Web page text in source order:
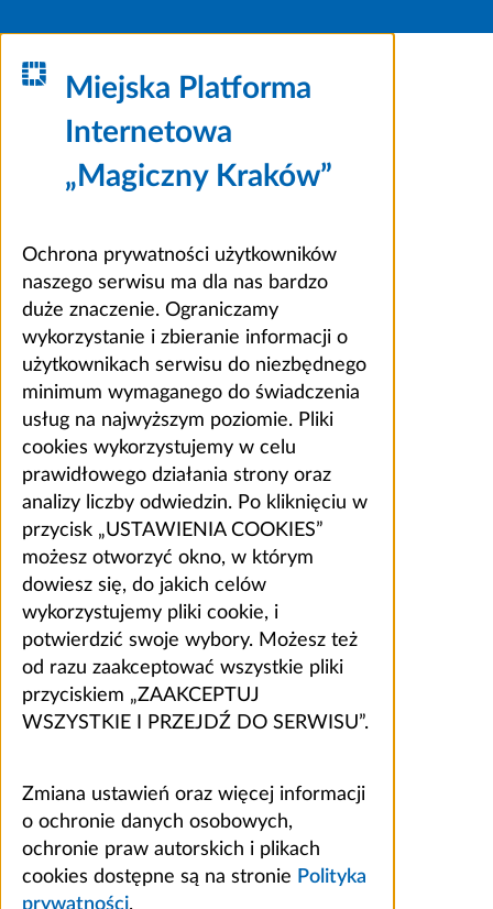
Miejska Platforma
Internetowa
„Magiczny Kraków”
Ochrona prywatności użytkowników
naszego serwisu ma dla nas bardzo
duże znaczenie. Ograniczamy
wykorzystanie i zbieranie informacji o
użytkownikach serwisu do niezbędnego
minimum wymaganego do świadczenia
usług na najwyższym poziomie. Pliki
cookies wykorzystujemy w celu
prawidłowego działania strony oraz
analizy liczby odwiedzin. Po kliknięciu w
przycisk „USTAWIENIA COOKIES”
możesz otworzyć okno, w którym
dowiesz się, do jakich celów
wykorzystujemy pliki cookie, i
potwierdzić swoje wybory. Możesz też
od razu zaakceptować wszystkie pliki
przyciskiem „ZAAKCEPTUJ
WSZYSTKIE I PRZEJDŹ DO SERWISU”.
Zmiana ustawień oraz więcej informacji
o ochronie danych osobowych,
ochronie praw autorskich i plikach
cookies dostępne są na stronie Polityka
prywatności.